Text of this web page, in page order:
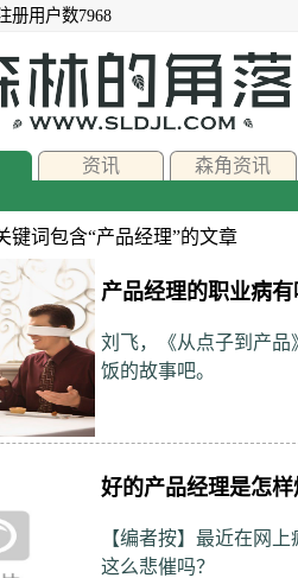
册用户数7968
资讯 森角资讯
键词包含“产品经理”的文章
产品经理的职业病有
刘飞，《从点子到产品
饭的故事吧。
好的产品经理是怎样
【编者按】最近在网
这么悲催吗？